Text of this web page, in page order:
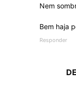
Nem
Bem haja
Responder